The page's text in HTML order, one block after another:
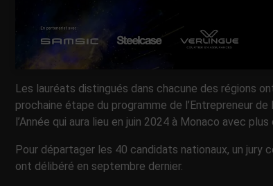
Les lauréats distingués dans chacune des régions
prochaine étape du programme de l’Entrepreneur de
l’Année qui aura lieu en juin 2024 à Monaco avec
Pour départager les 40 candidats nationaux, un jury
ont délibéré en septembre dernier.